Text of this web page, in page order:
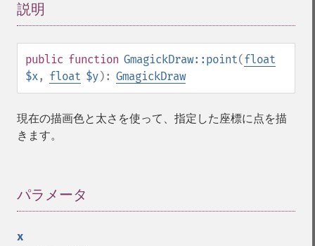
説明
public function GmagickDraw::point(float
$x, float $y): GmagickDraw
現在の描画色と太さを使って、指定した座標に点を描
きます。
パラメータ
x